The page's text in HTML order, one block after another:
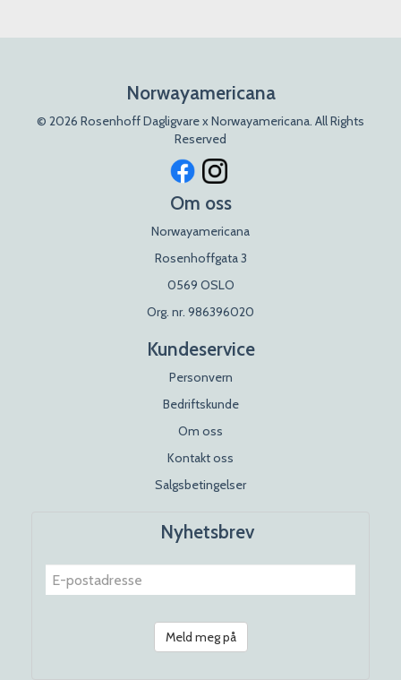
Norwayamericana
© 2026 Rosenhoff Dagligvare x Norwayamericana. All Rights
Reserved
Om oss
Norwayamericana
Rosenhoffgata 3
0569 OSLO
Org. nr. 986396020
Kundeservice
Personvern
Bedriftskunde
Om oss
Kontakt oss
Salgsbetingelser
Nyhetsbrev
Meld meg på